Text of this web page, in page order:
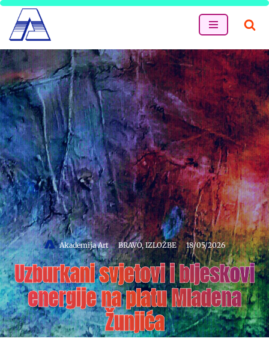
Skip
to
content
Akademija Art BRAVO,IZLOŽBE 18/05/2026
Uzburkani svjetovi i bljeskovi
energije na platu Mladena
Žunjića